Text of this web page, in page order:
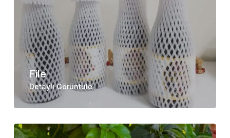
File
Detaylı Görüntüle